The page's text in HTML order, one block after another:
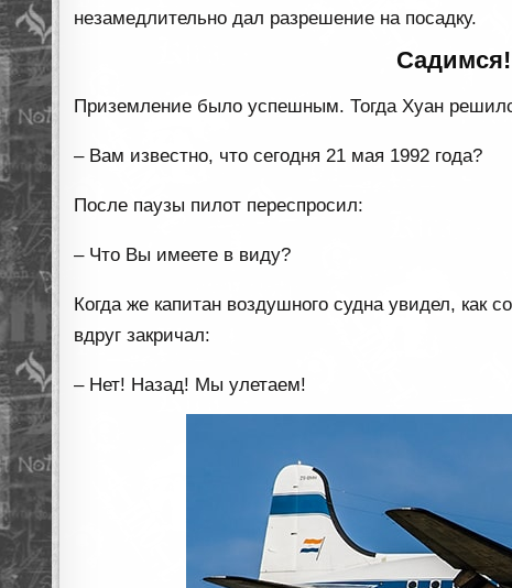
незамедлительно дал разрешение на посадку.
Садимся!
Приземление было успешным. Тогда Хуан
– Вам известно, что сегодня 21 мая 1992 года?
После паузы пилот переспросил:
– Что Вы имеете в виду?
Когда же капитан воздушного судна увидел, как
вдруг закричал:
– Нет! Назад! Мы улетаем!